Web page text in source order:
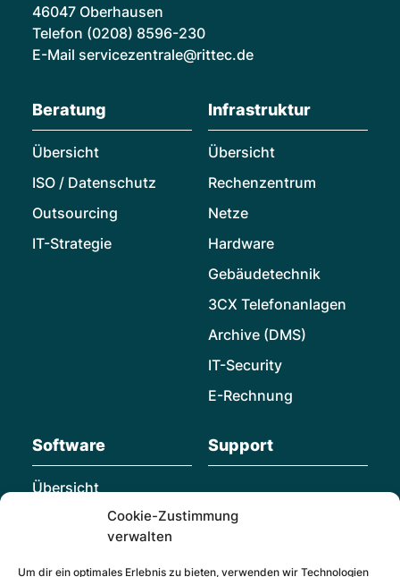
Cookie-Zustimmung
verwalten
Um dir ein optimales Erlebnis zu bieten, verwenden wir Technologien
46047 Oberhausen
Telefon (0208) 8596-230
E-Mail servicezentrale@rittec.de
Beratung
Übersicht
ISO / Datenschutz
Outsourcing
IT-Strategie
Infrastruktur
Übersicht
Rechenzentrum
Netze
Hardware
Gebäudetechnik
3CX Telefonanlagen
Archive (DMS)
IT-Security
E-Rechnung
Software
Übersicht
Individualsoftware
365 Business Central
Support